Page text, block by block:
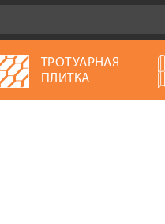
ТРОТУАРНАЯ
ПЛИТКА